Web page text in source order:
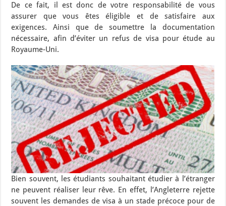
De ce fait, il est donc de votre responsabilité de vous
assurer que vous êtes éligible et de satisfaire aux
exigences. Ainsi que de soumettre la documentation
nécessaire, afin d’éviter un refus de visa pour étude au
Royaume-Uni.
Bien souvent, les étudiants souhaitant étudier à l’étranger
ne peuvent réaliser leur rêve. En effet, l’Angleterre rejette
souvent les demandes de visa à un stade précoce pour de